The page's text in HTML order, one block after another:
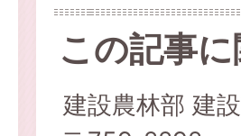
この記事
建設農林部 建